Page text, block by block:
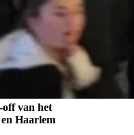
off van het
Haarlem